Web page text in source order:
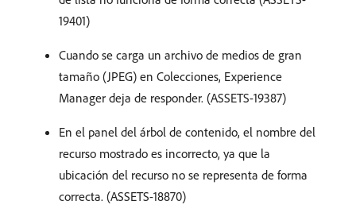
19401)
Cuando se carga un archivo de medios de gran
tamaño (JPEG) en Colecciones, Experience
Manager deja de responder. (ASSETS-19387)
En el panel del árbol de contenido, el nombre del
recurso mostrado es incorrecto, ya que la
ubicación del recurso no se representa de forma
correcta. (ASSETS-18870)